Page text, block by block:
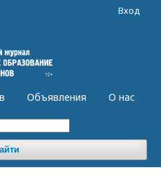
Объявления О нас
Вход